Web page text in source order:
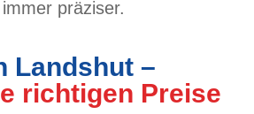
präziser.
Landshut –
richtigen Preise